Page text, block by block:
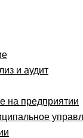
и аудит
на предприятии